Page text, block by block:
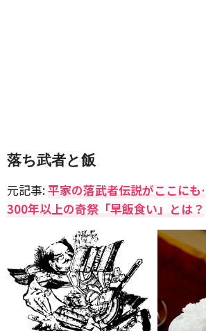
落ち武者と飯
元記事:平家の落武者伝説がここに
300年以上の奇祭「早飯食い」とは？